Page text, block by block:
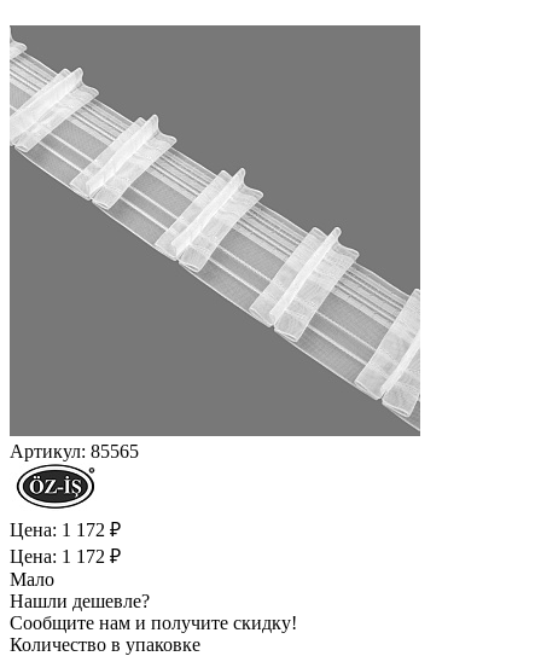
Артикул: 85565
Цена: 1 172 ₽
Цена: 1 172 ₽
Мало
Нашли дешевле?
Сообщите нам и получите скидку!
Количество в упаковке